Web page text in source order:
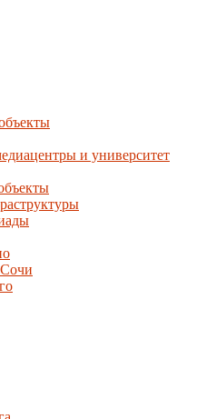
и университет